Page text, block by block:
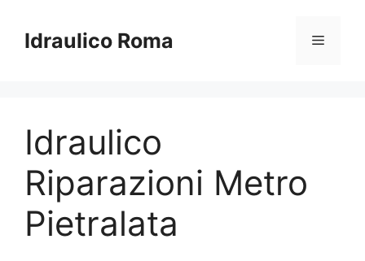
contenuto
Idraulico Roma Menu
Idraulico
Riparazioni Metro
Pietralata